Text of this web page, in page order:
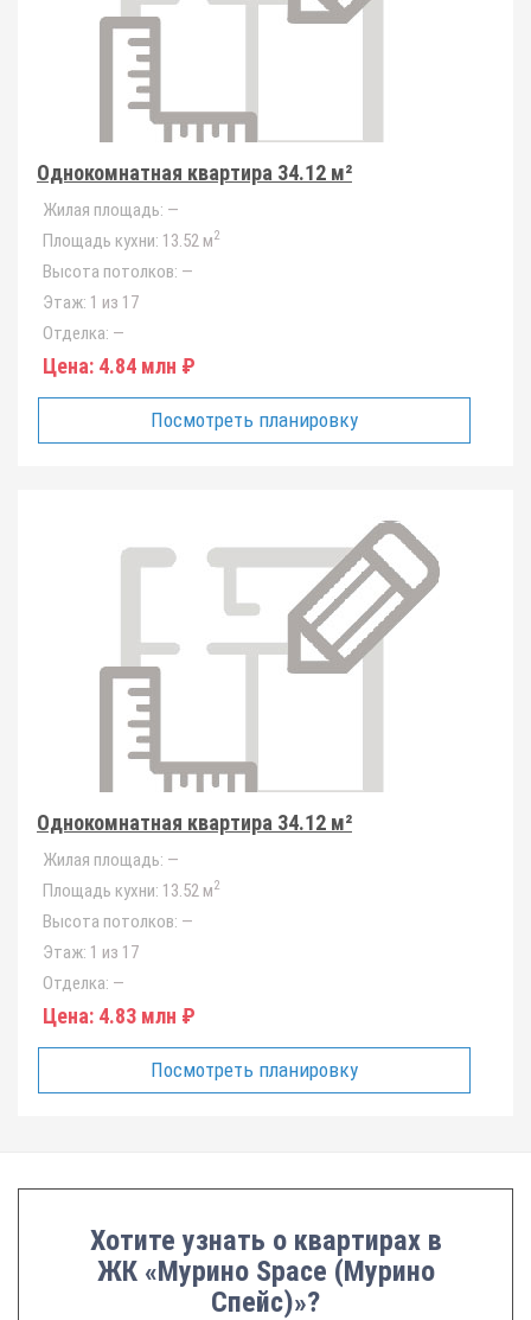
Однокомнатная квартира 34.12 м²
Жилая площадь: —
Площадь кухни: 13.52 м2
Высота потолков: —
Этаж: 1 из 17
Отделка: —
Цена: 4.84 млн ₽
Посмотреть планировку
Однокомнатная квартира 34.12 м²
Жилая площадь: —
Площадь кухни: 13.52 м2
Высота потолков: —
Этаж: 1 из 17
Отделка: —
Цена: 4.83 млн ₽
Посмотреть планировку
Хотите узнать о квартирах в
ЖК «Мурино Space (Мурино
Спейс)»?